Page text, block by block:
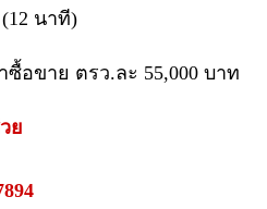
นาที)
อขาย ตรว.ละ 55,000 บาท
ย